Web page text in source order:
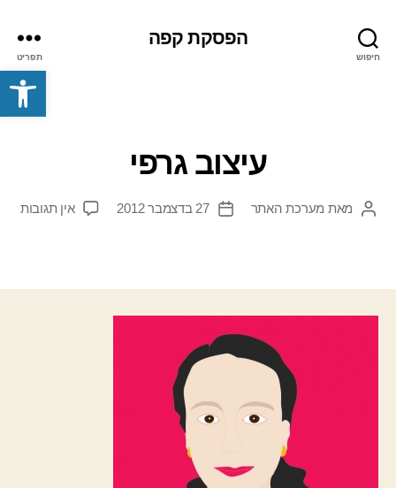
פתח סרגל נגישות
חיפוש
הפסקת קפה
תפריט
עיצוב גרפי
המחבר
מאת מערכת האתר
תאריך
27 בדצמבר 2012 אין תגובותעל